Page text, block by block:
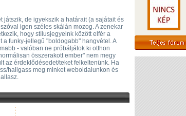
játszik, de igyekszik a határait (a sajátait és
igen széles skálán mozog. A zenekar
hogy stílusjegyeink között elfér a
a funky-jellegű "boldogabb" hangvétel. A
- valóban ne próbáljátok ki otthon
összerakott ember" nem megy
az érdeklődésedet/teket felkeltenünk. Ha
hallgass meg minket weboldalunkon és